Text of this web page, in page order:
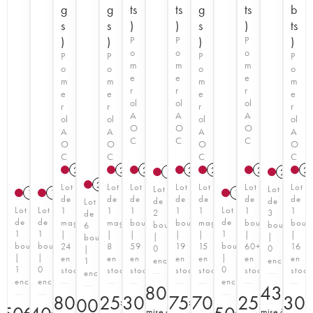
1987
Lot
de
1
bouteille
|
1
enchère
1989
Lot
de
1
bouteille
|
0
enchère
g
s
)
P
o
m
e
r
ol
A
O
C
2020
T
Lot
de
1
magnum
|
24
en
stock
480€
2008 T
Lot
de
6
bouteilles
|
1
enchère
600€
g
s
)
P
o
m
e
r
ol
A
O
C
2011 T
Lot
de
1
magnum
|
8
en
stock
525€
ts
)
P
o
m
e
r
ol
A
O
C
2021 T
Lot
de
1
bouteille
|
59
en
stock
230€
1988
Lot
de
2
bouteilles
|
0
enchère
180€
ts
)
P
o
m
e
r
ol
A
O
C
2016
Lot
de
1
bouteille
|
19
en
stock
275€
g
s
)
P
o
m
e
r
ol
A
O
C
2019
T
Lot
de
1
magnum
|
15
en
stock
370€
1985
Lot
de
1
bouteille
|
0
enchère
ts
)
P
o
m
e
r
ol
A
O
C
2020 T
Lot
de
1
bouteille
|
60+
en
stock
225€
2011
Lot
de
3
bouteilles
|
0
enchère
243€
b
ts
)
P
o
m
e
r
ol
A
O
C
Lot
de
1
|
16
en
stock
230